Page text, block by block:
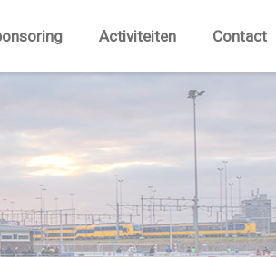
Activiteiten Contact